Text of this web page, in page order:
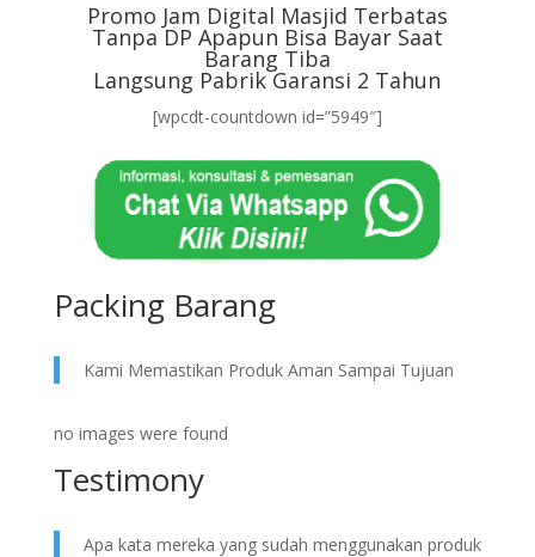
Promo Jam Digital Masjid Terbatas
Tanpa DP Apapun Bisa Bayar Saat
Barang Tiba
Langsung Pabrik Garansi 2 Tahun
[wpcdt-countdown id=”5949″]
Packing Barang
Kami Memastikan Produk Aman Sampai Tujuan
no images were found
Testimony
Apa kata mereka yang sudah menggunakan produk